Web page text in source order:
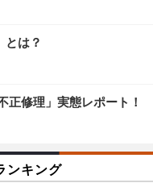
とは？
正修理」実態レポート！
ンキング